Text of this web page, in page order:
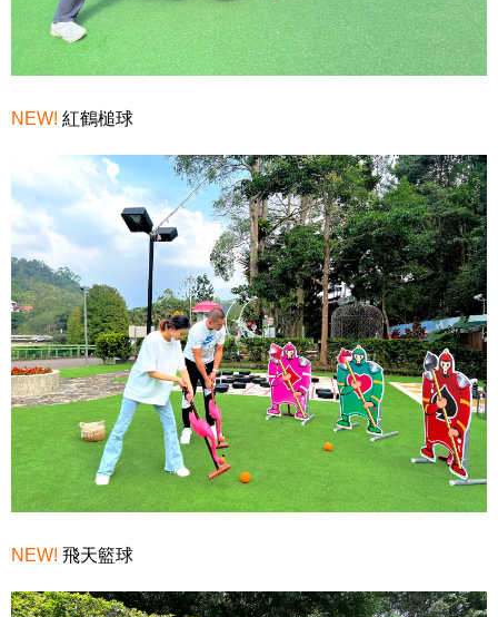
NEW! 紅鶴槌球
NEW! 飛天籃球